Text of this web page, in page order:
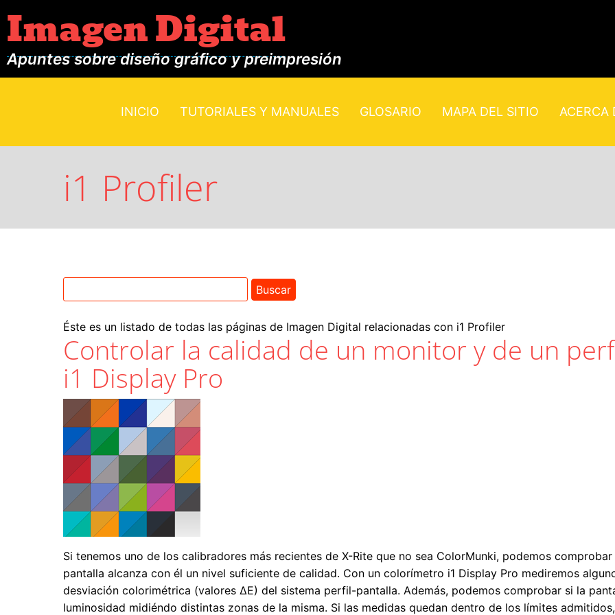
Imagen Digital
Apuntes sobre diseño gráfico y preimpresión
INICIO TUTORIALES Y MANUALES GLOSARIO MAPA DEL SITIO ACERCA
i1 Profiler
Éste es un listado de todas las páginas de Imagen Digital relacionadas con i1 Profiler
Controlar la calidad de un monitor y de un
i1 Display Pro
Si tenemos uno de los calibradores más recientes de X-Rite que no sea ColorMunki, podemos
pantalla alcanza con él un nivel suficiente de calidad. Con un colorímetro i1 Display Pro mediremos
desviación colorimétrica (valores ΔE) del sistema perfil-pantalla. Además, podemos comprobar si la
luminosidad midiéndo distintas zonas de la misma. Si las medidas quedan dentro de los límites